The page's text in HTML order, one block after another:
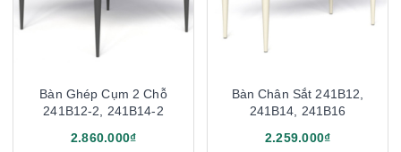
Bàn Ghép Cụm 2 Chỗ
241B12-2, 241B14-2
2.860.000₫
Bàn Chân Sắt 241B12,
241B14, 241B16
2.259.000₫